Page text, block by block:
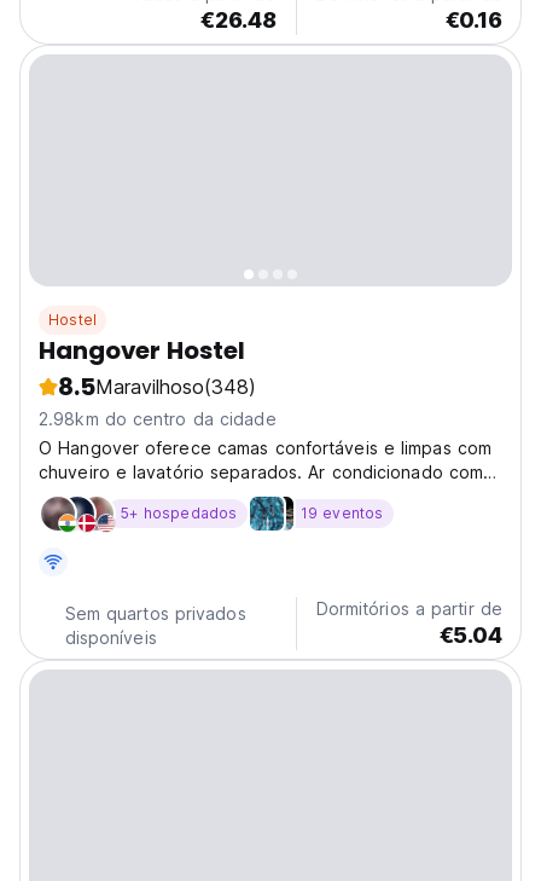
€26.48 €0.16
Hostel
Hangover Hostel
8.5Maravilhoso(348)
2.98km do centro da cidade
O Hangover oferece camas confortáveis e limpas com
chuveiro e lavatório separados. Ar condicionado com
armários disponíveis.
5+ hospedados 19 eventos
Sem quartos privados
disponíveis
Dormitórios a partir de
€5.04